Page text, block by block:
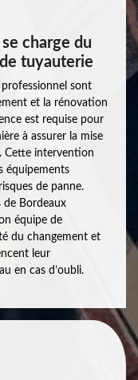
charge du
tuyauterie
professionnel sont
et la rénovation
est requise pour
à assurer la mise
Cette intervention
équipements
de panne.
de Bordeaux
équipe de
du changement et
leur
en cas d’oubli.